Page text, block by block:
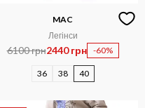
MAC
Легінси
6100 грн2440 грн -60%
36 38 40